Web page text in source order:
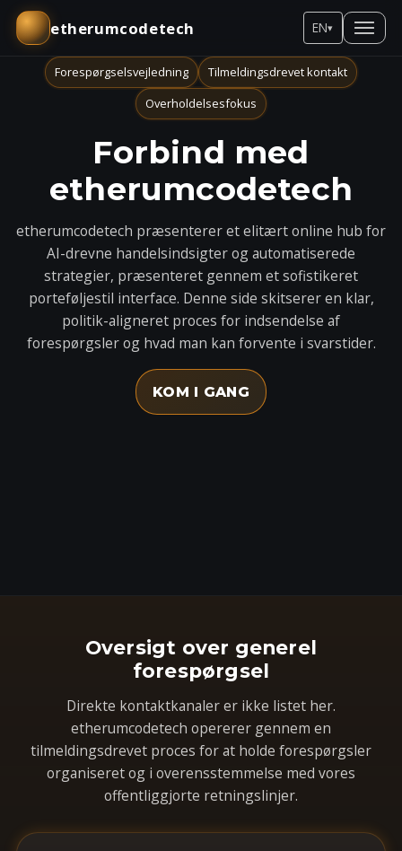
etherumcodetech EN▾
Forespørgselsvejledning
Tilmeldingsdrevet kontakt
Overholdelsesfokus
Forbind med
etherumcodetech
etherumcodetech præsenterer et elitært online hub for
AI-drevne handelsindsigter og automatiserede
strategier, præsenteret gennem et sofistikeret
porteføljestil interface. Denne side skitserer en klar,
politik-aligneret proces for indsendelse af
forespørgsler og hvad man kan forvente i svarstider.
KOM I GANG
Oversigt over generel
forespørgsel
Direkte kontaktkanaler er ikke listet her.
etherumcodetech opererer gennem en
tilmeldingsdrevet proces for at holde forespørgsler
organiseret og i overensstemmelse med vores
offentliggjorte retningslinjer.